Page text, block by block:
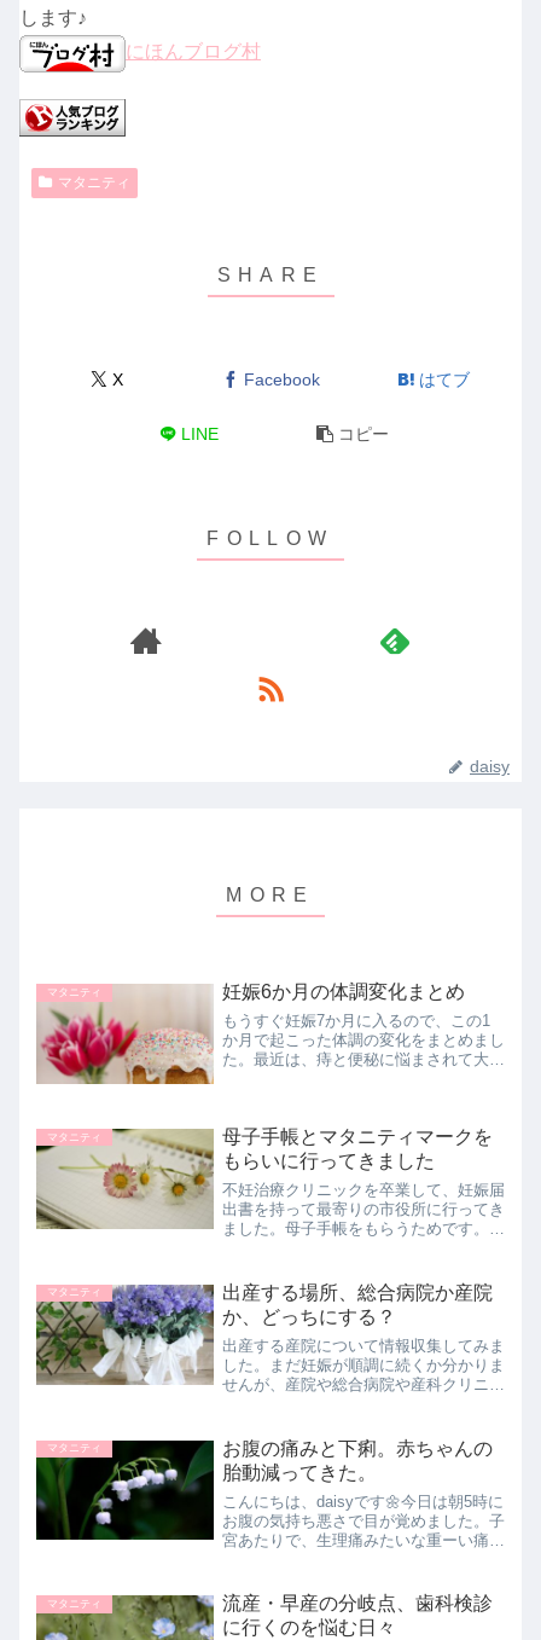
します♪
にほんブログ村
マタニティ
X Facebook はてブ
LINE コピー
daisy
マタニティ 妊娠6か月の体調変化まとめ
もうすぐ妊娠7か月に入るので、この1
か月で起こった体調の変化をまとめまし
た。最近は、痔と便秘に悩まされて大変
マタニティ
母子手帳とマタニティマークを
もらいに行ってきました
不妊治療クリニックを卒業して、妊娠届
出書を持って最寄りの市役所に行ってき
ました。母子手帳をもらうためです。自
した。それらをまとめています。
マタニティ
出産する場所、総合病院か産院
か、どっちにする？
出産する産院について情報収集してみま
した。まだ妊娠が順調に続くか分かりま
せんが、産院や総合病院や産科クリニッ
出産に決めました。
マタニティ
お腹の痛みと下痢。赤ちゃんの
胎動減ってきた。
こんにちは、daisyです🌼今日は朝5時に
お腹の気持ち悪さで目が覚めました。子
宮あたりで、生理痛みたいな重ーい痛み
らず…😥とりあえず、陣痛カウンター
をポチっとしてみて時...
マタニティ
流産・早産の分岐点、歯科検診
に行くのを悩む日々